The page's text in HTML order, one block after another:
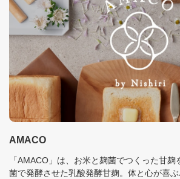
AMACO
「AMACO」は、お米と麹菌でつくった甘
菌で発酵させた乳酸発酵甘麹。体と心が喜